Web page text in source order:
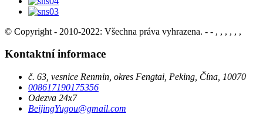
© Copyright - 2010-2022: Všechna práva vyhrazena. - - , , , , , ,
Kontaktní informace
č. 63, vesnice Renmin, okres Fengtai, Peking, Čína, 10070
008617190175356
Odezva 24x7
BeijingYugou@gmail.com